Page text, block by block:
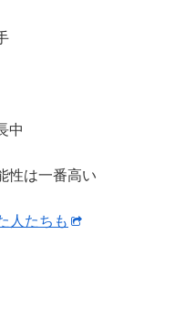
中
性は一番高い
人たちも